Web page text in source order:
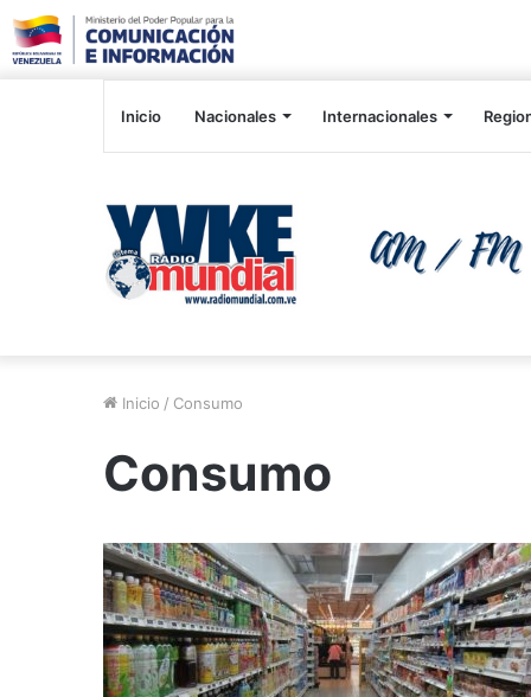
Inicio Nacionales Internacionales
Inicio / Consumo
Consumo